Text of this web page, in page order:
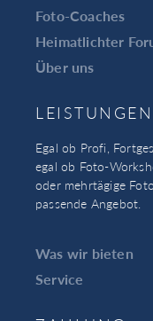
Foto-Coaches
Heimatlichter
Über uns
LEISTUNGEN
Egal ob Profi,
egal ob Foto-
oder mehrtägige
passende Angebot.
Was wir bieten
Service